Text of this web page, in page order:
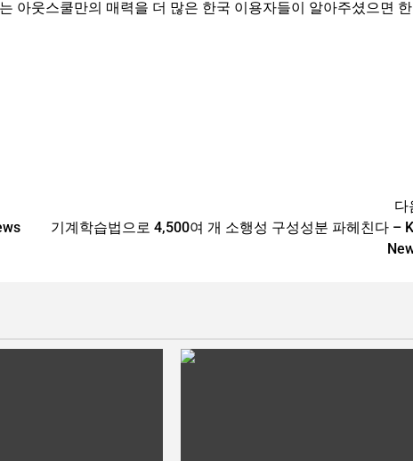
아웃스쿨만의 매력을 더 많은 한국 이용자들이 알아주셨으면 한
다
기계학습법으로 4,500여 개 소행성 구성성분 파헤친다 –